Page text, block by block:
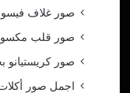
صور غلاف
صور قلب
صور كريستيانو
اجمل صور